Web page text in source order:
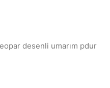
desenli umarım pdur